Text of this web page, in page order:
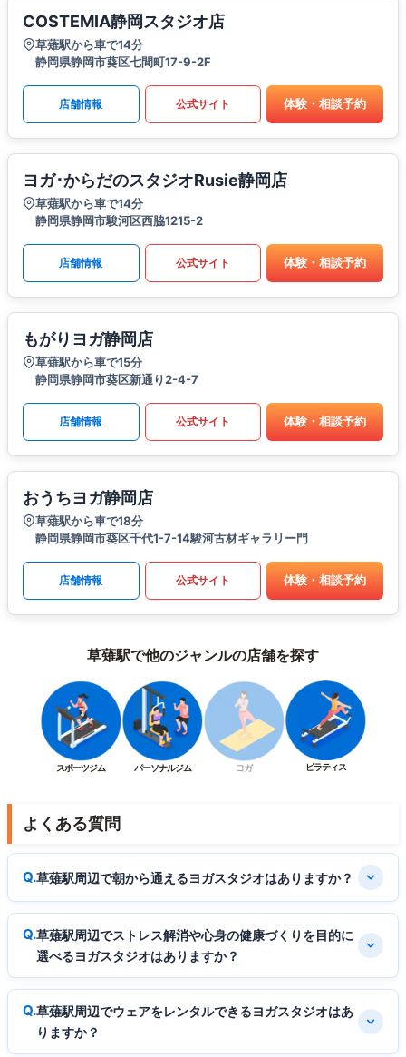
COSTEMIA静岡スタジオ店
草薙駅から車で14分
静岡県静岡市葵区七間町17-9-2F
店舗情報 公式サイト 体験・相談予約
ヨガ･からだのスタジオRusie静岡店
草薙駅から車で14分
静岡県静岡市駿河区西脇1215-2
店舗情報 公式サイト 体験・相談予約
もがりヨガ静岡店
草薙駅から車で15分
静岡県静岡市葵区新通り2-4-7
店舗情報 公式サイト 体験・相談予約
おうちヨガ静岡店
草薙駅から車で18分
静岡県静岡市葵区千代1-7-14駿河古材ギャラリー門
店舗情報 公式サイト 体験・相談予約
草薙駅で他のジャンルの店舗を探す
スポーツジム パーソナルジム ヨガ ピラティス
よくある質問
草薙駅周辺で朝から通えるヨガスタジオはありますか？
草薙駅周辺でストレス解消や心身の健康づくりを目的に
選べるヨガスタジオはありますか？
草薙駅周辺でウェアをレンタルできるヨガスタジオはあ
りますか？